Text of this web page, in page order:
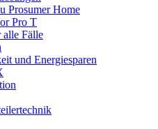
Prosumer Home
Pro T
alle Fälle
und Energiesparen